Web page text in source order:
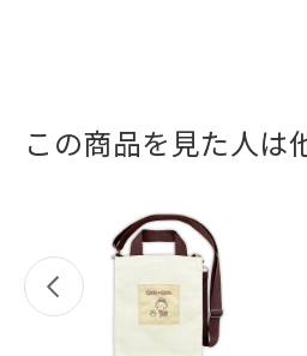
この商品を見た人は